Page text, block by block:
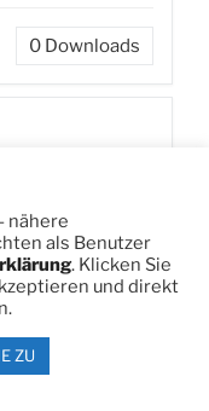
0 Downloads
0
nähere
als Benutzer
. Klicken Sie
und direkt
ZU